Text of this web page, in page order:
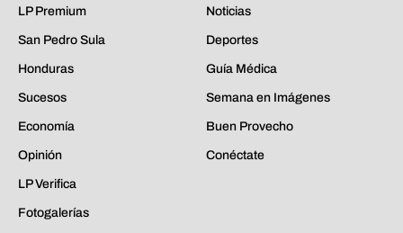
LP Premium
San Pedro Sula
Honduras
Sucesos
Economía
Opinión
LP Verifica
Fotogalerías
Noticias
Deportes
Guía Médica
Semana en Imágenes
Buen Provecho
Conéctate